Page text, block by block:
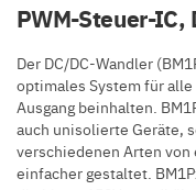
PWM-Steuer-IC,
Der DC/DC-Wandler
optimales System für
Ausgang beinhalten.
auch unisolierte Geräte,
verschiedenen Arten
einfacher gestaltet.